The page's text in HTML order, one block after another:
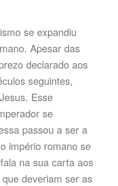
se expandiu
Apesar das
declarado aos
seguintes,
Esse
se
passou a ser a
império romano se
na sua carta aos
deveriam ser as